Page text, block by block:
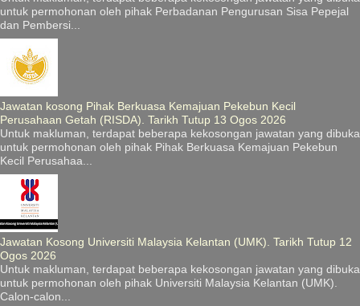
untuk permohonan oleh pihak Perbadanan Pengurusan Sisa Pepejal
dan Pembersi...
Jawatan kosong Pihak Berkuasa Kemajuan Pekebun Kecil
Perusahaan Getah (RISDA). Tarikh Tutup 13 Ogos 2026
Untuk makluman, terdapat beberapa kekosongan jawatan yang dibuka
untuk permohonan oleh pihak Pihak Berkuasa Kemajuan Pekebun
Kecil Perusahaa...
Jawatan Kosong Universiti Malaysia Kelantan (UMK). Tarikh Tutup 12
Ogos 2026
Untuk makluman, terdapat beberapa kekosongan jawatan yang dibuka
untuk permohonan oleh pihak Universiti Malaysia Kelantan (UMK).
Calon-calon...